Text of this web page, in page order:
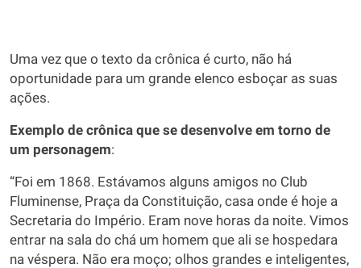
Uma vez que o texto da crônica é curto, não há
oportunidade para um grande elenco esboçar as suas
ações.
Exemplo de crônica que se desenvolve em torno de
um personagem:
“Foi em 1868. Estávamos alguns amigos no Club
Fluminense, Praça da Constituição, casa onde é hoje a
Secretaria do Império. Eram nove horas da noite. Vimos
entrar na sala do chá um homem que ali se hospedara
na véspera. Não era moço; olhos grandes e inteligentes,